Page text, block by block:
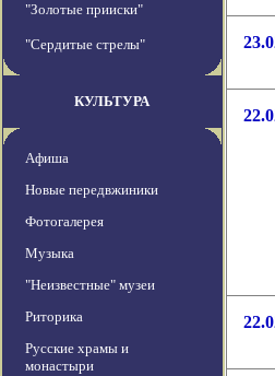
"Золотые прииски"
"Сердитые стрелы"
КУЛЬТУРА
Афиша
Новые передвжиники
Фотогалерея
Музыка
"Неизвестные" музеи
Риторика
Русские храмы и
монастыри